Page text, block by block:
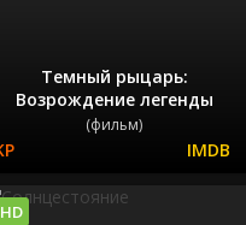
Темный рыцарь:
Возрождение легенды
(фильм)
HD